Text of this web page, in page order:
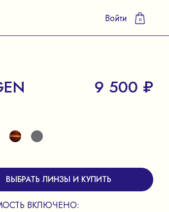
Войти 0
9 500 ₽
ВЫБРАТЬ ЛИНЗЫ И КУПИТЬ
ВКЛЮЧЕНО: